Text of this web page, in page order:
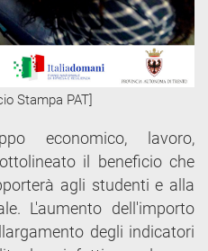
Stampa PAT]
economico, lavoro,
il beneficio che
agli studenti e alla
L'aumento dell'importo
degli indicatori